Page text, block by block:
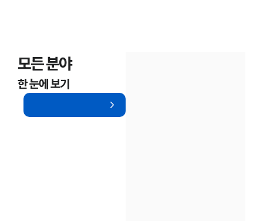
모든 분야
한 눈에 보기